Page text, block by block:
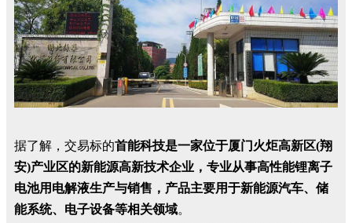
据了解，交易标的首能科技是一家位于厦门火炬高新区(翔
安)产业区的新能源高新技术企业，专业从事高性能锂离子
电池用电解液生产与销售，产品主要用于新能源汽车、储
能系统、电子设备等相关领域。